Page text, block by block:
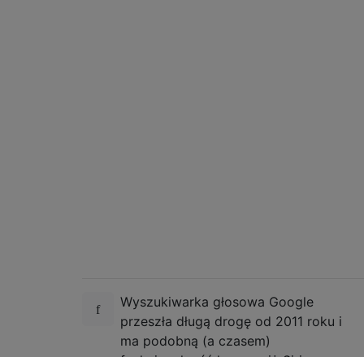
Wyszukiwarka głosowa Google
przeszła długą drogę od 2011 roku i
ma podobną (a czasem)